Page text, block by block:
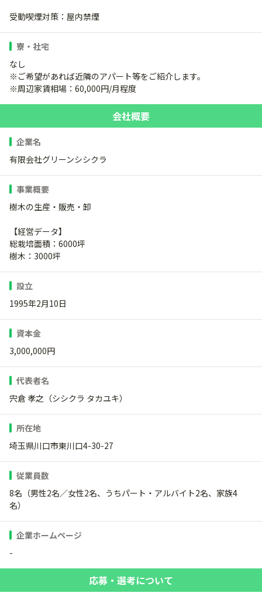
受動喫煙対策：屋内禁煙
寮・社宅
なし
※ご希望があれば近隣のアパート等をご紹介します。
※周辺家賃相場：60,000円/月程度
会社概要
企業名
有限会社グリーンシシクラ
事業概要
樹木の生産・販売・卸
【経営データ】
総栽培面積：6000坪
樹木：3000坪
設立
1995年2月10日
資本金
3,000,000円
代表者名
宍倉 孝之（シシクラ タカユキ）
所在地
埼玉県川口市東川口4-30-27
従業員数
8名（男性2名／女性2名、うちパート・アルバイト2名、家族4
名）
企業ホームページ
-
応募・選考について